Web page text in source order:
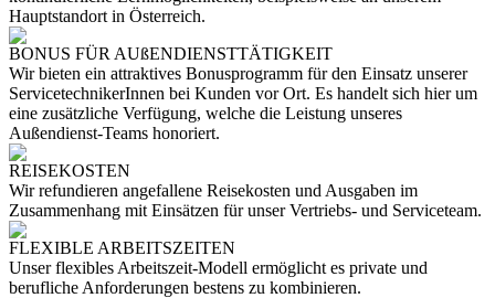
Hauptstandort in Österreich.
BONUS FÜR AUßENDIENSTTÄTIGKEIT
Wir bieten ein attraktives Bonusprogramm für den Einsatz unserer
ServicetechnikerInnen bei Kunden vor Ort. Es handelt sich hier um
eine zusätzliche Verfügung, welche die Leistung unseres
Außendienst-Teams honoriert.
REISEKOSTEN
Wir refundieren angefallene Reisekosten und Ausgaben im
Zusammenhang mit Einsätzen für unser Vertriebs- und Serviceteam.
FLEXIBLE ARBEITSZEITEN
Unser flexibles Arbeitszeit-Modell ermöglicht es private und
berufliche Anforderungen bestens zu kombinieren.